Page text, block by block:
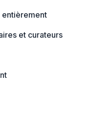
entièrement
et curateurs